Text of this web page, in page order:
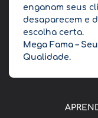
enganam seus
desaparecem e
escolha certa.
Mega Fama –
Qualidade.